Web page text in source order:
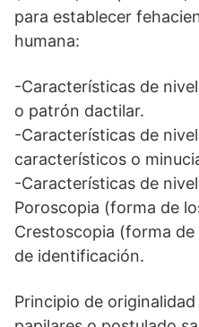
para establecer
humana:
-Características de
o patrón dactilar.
-Características de
característicos o
-Características de
Poroscopia (forma de
Crestoscopia (forma
de identificación.
Principio de